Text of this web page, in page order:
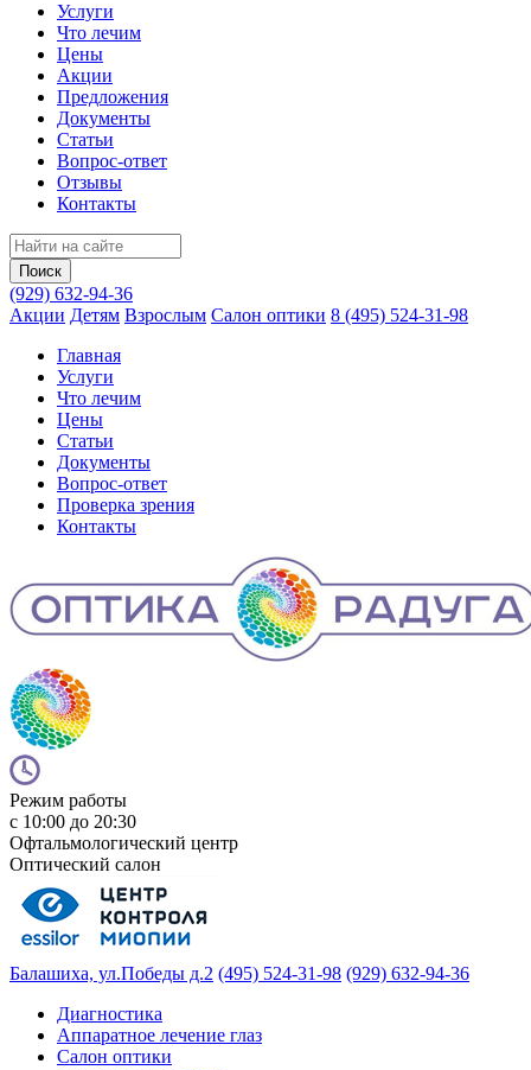
Услуги
Что лечим
Цены
Акции
Предложения
Документы
Статьи
Вопрос-ответ
Отзывы
Контакты
(929) 632-94-36
Акции Детям Взрослым Салон оптики 8 (495) 524-31-98
Главная
Услуги
Что лечим
Цены
Статьи
Документы
Вопрос‑ответ
Проверка зрения
Контакты
Режим работы
с 10:00 до 20:30
Офтальмологический центр
Оптический салон
Балашиха, ул.Победы д.2 (495) 524-31-98 (929) 632-94-36
Диагностика
Аппаратное лечение глаз
Салон оптики